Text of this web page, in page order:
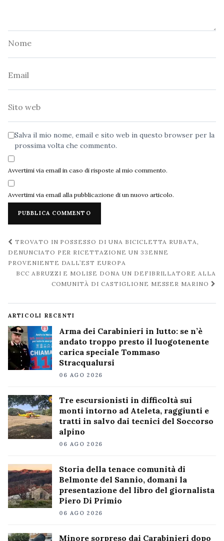
Salva il mio nome, email e sito web in questo browser per la
prossima volta che commento.
Avvertimi via email in caso di risposte al mio commento.
Avvertimi via email alla pubblicazione di un nuovo articolo.
Navigazione
post
TROVATO IN POSSESSO DI UNA BICICLETTA RUBATA,
DENUNCIATO PER RICETTAZIONE UN 33ENNE
PROVENIENTE DALL’EST EUROPA
BCC ABRUZZI E MOLISE DONA UN DEFIBRILLATORE ALLA
COMUNITÀ DI CASTIGLIONE MESSER MARINO
ARTICOLI RECENTI
Arma dei Carabinieri in lutto: se n’è
andato troppo presto il luogotenente
carica speciale Tommaso
Stracqualursi
06 AGO 2026
Tre escursionisti in difficoltà sui
monti intorno ad Ateleta, raggiunti e
tratti in salvo dai tecnici del Soccorso
alpino
06 AGO 2026
Storia della tenace comunità di
Belmonte del Sannio, domani la
presentazione del libro del giornalista
Piero Di Primio
06 AGO 2026
Minore sorpreso dai Carabinieri dopo